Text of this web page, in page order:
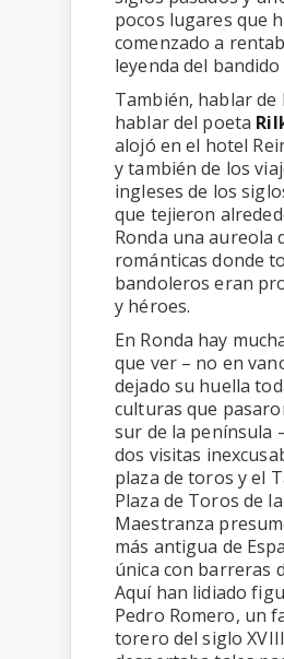
pocos lugares que
comenzado a
leyenda del
También, hablar de
hablar del poeta
alojó en el hotel
y también de los
ingleses de los
que tejieron
Ronda una aureola
románticas donde
bandoleros eran
y héroes.
En Ronda hay
que ver – no en
dejado su huella
culturas que
sur de la península
dos visitas
plaza de toros y el
Plaza de Toros de
Maestranza
más antigua de
única con barreras
Aquí han lidiado
Pedro Romero, un
torero del siglo